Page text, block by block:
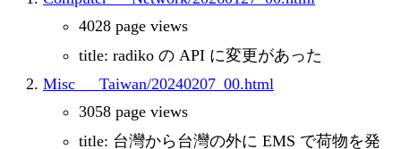
4028 page views
title: radiko の API に変更があった
Misc___Taiwan/20240207_00.html
3058 page views
title: 台灣から台灣の外に EMS で荷物を発